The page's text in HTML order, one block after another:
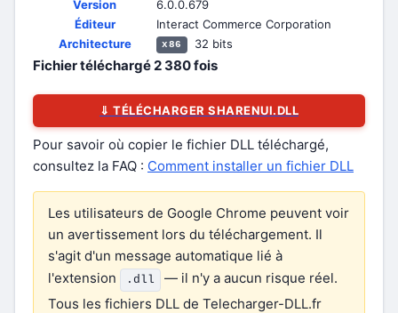
Version
6.0.0.679
Éditeur
Interact Commerce Corporation
Architecture
x86 32 bits
Fichier téléchargé2 380fois
⇓ TÉLÉCHARGER SHARENUI.DLL
Pour savoir où copier le fichier DLL téléchargé,
consultez la FAQ : Comment installer un fichier DLL
Les utilisateurs de Google Chrome peuvent voir
un avertissement lors du téléchargement. Il
s'agit d'un message automatique lié à
l'extension
.dll
— il n'y a aucun risque réel.
Tous les fichiers DLL de Telecharger-DLL.fr